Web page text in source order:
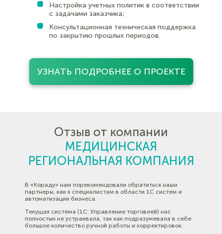
Настройка учетных политик в соответствии
с задачами заказчика;
Консультационная техническая поддержка
по закрытию прошлых периодов.
УЗНАТЬ ПОДРОБНЕЕ О ПРОЕКТЕ
Отзыв от компании
МЕДИЦИНСКАЯ
РЕГИОНАЛЬНАЯ КОМПАНИЯ
В «Кораду» нам порекомендовали обратиться наши
партнеры, как к специалистам в области 1C систем и
автоматизации бизнеса.
Текущая система (1C: Управление торговлей) нас
полностью не устраивала, так как подразумевала в себе
большое количество ручной работы и корректировок.